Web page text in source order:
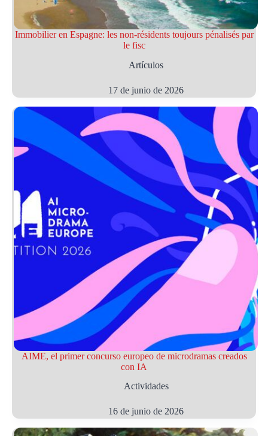
Immobilier en Espagne: les non-résidents toujours pénalisés par
le fisc
Artículos
17 de junio de 2026
AIME, el primer concurso europeo de microdramas creados
con IA
Actividades
16 de junio de 2026